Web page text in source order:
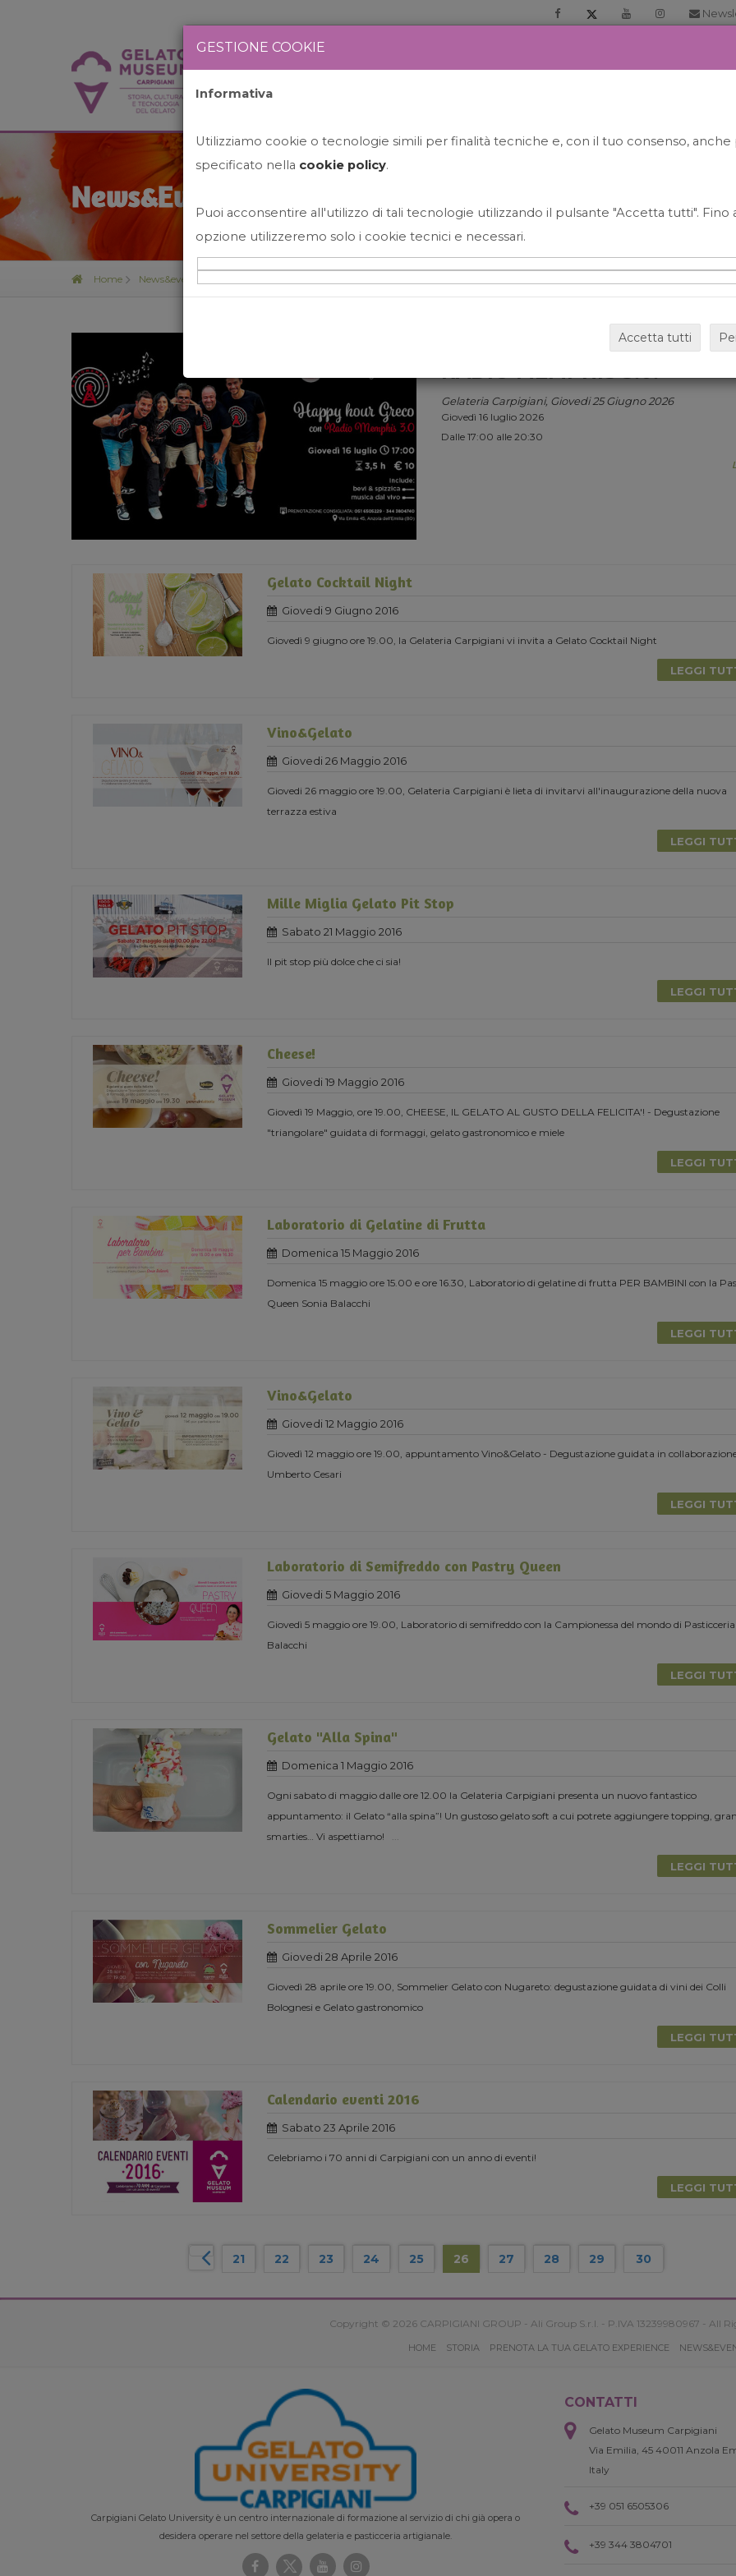
News&Events
Home News&events
HAPPY HOUR GRECO CON
RADIO MEMPHIS 3.0.
Gelateria Carpigiani, Giovedi 25 Giugno 2026
Giovedì 16 luglio 2026
Dalle 17:00 alle 20:30
Gelato Cocktail Night
Giovedi 9 Giugno 2016
Giovedì 9 giugno ore 19.00, la Gelateria Carpigiani vi invita a Gelato Cocktail Night
LEGGI
Vino&Gelato
Giovedi 26 Maggio 2016
Giovedi 26 maggio ore 19.00, Gelateria Carpigiani è lieta di invitarvi all'inaugurazione della nuova
terrazza estiva
LEGGI
Mille Miglia Gelato Pit Stop
Sabato 21 Maggio 2016
Il pit stop più dolce che ci sia!
LEGGI
Cheese!
Giovedi 19 Maggio 2016
Giovedì 19 Maggio, ore 19.00, CHEESE, IL GELATO AL GUSTO DELLA FELICITA'! - Degustazione
"triangolare" guidata di formaggi, gelato gastronomico e miele
LEGGI
Laboratorio di Gelatine di Frutta
Domenica 15 Maggio 2016
Domenica 15 maggio ore 15.00 e ore 16.30, Laboratorio di gelatine di frutta PER BAMBINI con la
Queen Sonia Balacchi
LEGGI
Vino&Gelato
Giovedi 12 Maggio 2016
Giovedì 12 maggio ore 19.00, appuntamento Vino&Gelato - Degustazione guidata in
Umberto Cesari
LEGGI
Laboratorio di Semifreddo con Pastry Queen
Giovedi 5 Maggio 2016
Giovedì 5 maggio ore 19.00, Laboratorio di semifreddo con la Campionessa del mondo di Pasticceria
Balacchi
LEGGI
Gelato "Alla Spina"
Domenica 1 Maggio 2016
Ogni sabato di maggio dalle ore 12.00 la Gelateria Carpigiani presenta un nuovo fantastico
appuntamento: il Gelato “alla spina”! Un gustoso gelato soft a cui potrete aggiungere topping,
smarties… Vi aspettiamo!
LEGGI
Sommelier Gelato
Giovedi 28 Aprile 2016
Giovedì 28 aprile ore 19.00, Sommelier Gelato con Nugareto: degustazione guidata di vini dei Colli
Bolognesi e Gelato gastronomico
LEGGI
Calendario eventi 2016
Sabato 23 Aprile 2016
Celebriamo i 70 anni di Carpigiani con un anno di eventi!
LEGGI
21 22 23 24 25 26 27 28 29 30
Copyright © 2026 CARPIGIANI GROUP - Ali Group S.r.l. - P.IVA 13239980967 - All
HOME STORIA PRENOTA LA TUA GELATO EXPERIENCE
Carpigiani Gelato University è un centro internazionale di formazione al servizio di chi già opera o
desidera operare nel settore della gelateria e pasticceria artigianale.
CONTATTI
Gelato Museum Carpigiani
Via Emilia, 45 40011 Anzola
Italy
+39 051 6505306
+39 344 3804701
GESTIONE COOKIE
Informativa
Utilizziamo cookie o tecnologie simili per finalità tecniche e, con il tuo consenso,
specificato nella cookie policy.
Puoi acconsentire all'utilizzo di tali tecnologie utilizzando il pulsante "Accetta tutti". Fino
opzione utilizzeremo solo i cookie tecnici e necessari.
Accetta tutti